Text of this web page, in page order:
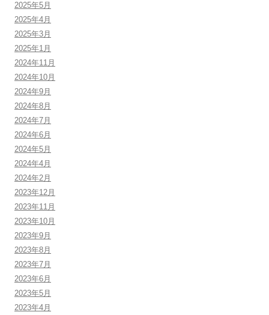
2025年5月
2025年4月
2025年3月
2025年1月
2024年11月
2024年10月
2024年9月
2024年8月
2024年7月
2024年6月
2024年5月
2024年4月
2024年2月
2023年12月
2023年11月
2023年10月
2023年9月
2023年8月
2023年7月
2023年6月
2023年5月
2023年4月